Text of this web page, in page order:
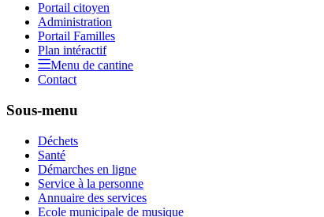
Portail citoyen
Administration
Portail Familles
Plan intéractif
Menu de cantine
Contact
Sous-menu
Déchets
Santé
Démarches en ligne
Service à la personne
Annuaire des services
Ecole municipale de musique